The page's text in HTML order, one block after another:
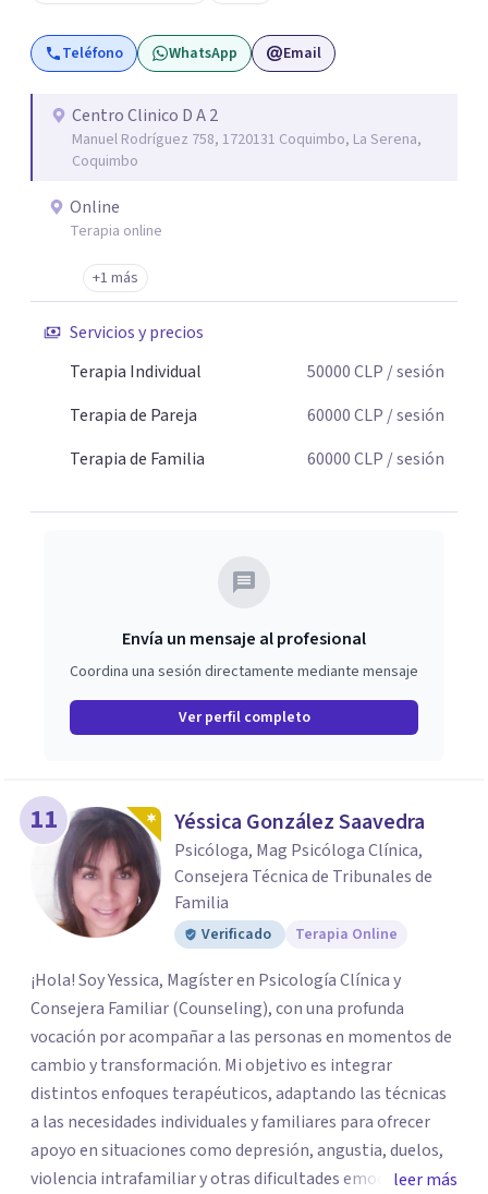
la Universidad de Aconcagua impartiendo cátedras de
Psicología Social y Teoría de Sistemas Psicológicos y
Teléfono WhatsApp Email
Centro Clinico D A 2
Manuel Rodríguez 758, 1720131 Coquimbo, La Serena,
Coquimbo
Online
Terapia online
+1 más
Servicios y precios
Terapia Individual
50000CLP / sesión
Terapia de Pareja
60000CLP / sesión
Terapia de Familia
60000CLP / sesión
Envía un mensaje al profesional
Coordina una sesión directamente mediante mensaje
Ver perfil completo
11 Yéssica González Saavedra
Psicóloga, Mag Psicóloga Clínica,
Consejera Técnica de Tribunales de
Familia
Verificado Terapia Online
¡Hola! Soy Yessica, Magíster en Psicología Clínica y
Consejera Familiar (Counseling), con una profunda
vocación por acompañar a las personas en momentos de
cambio y transformación. Mi objetivo es integrar
distintos enfoques terapéuticos, adaptando las técnicas
a las necesidades individuales y familiares para ofrecer
apoyo en situaciones como depresión, angustia, duelos,
violencia intrafamiliar y otras dificultades emocionales,
leer más